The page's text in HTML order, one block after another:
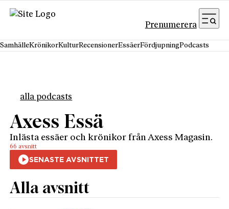
Hoppa till innehåll
Prenumerera
SamhälleKrönikorKulturRecensionerEssäerFördjupningPodcasts
alla podcasts
Axess Essä
Inlästa essäer och krönikor från Axess Magasin.
66 avsnitt
Alla avsnitt